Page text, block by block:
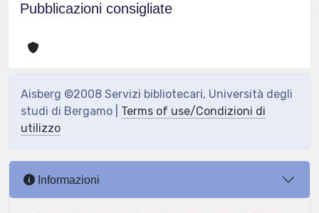
Pubblicazioni consigliate
Aisberg ©2008 Servizi bibliotecari, Università degli
studi di Bergamo | Terms of use/Condizioni di
utilizzo
Informazioni